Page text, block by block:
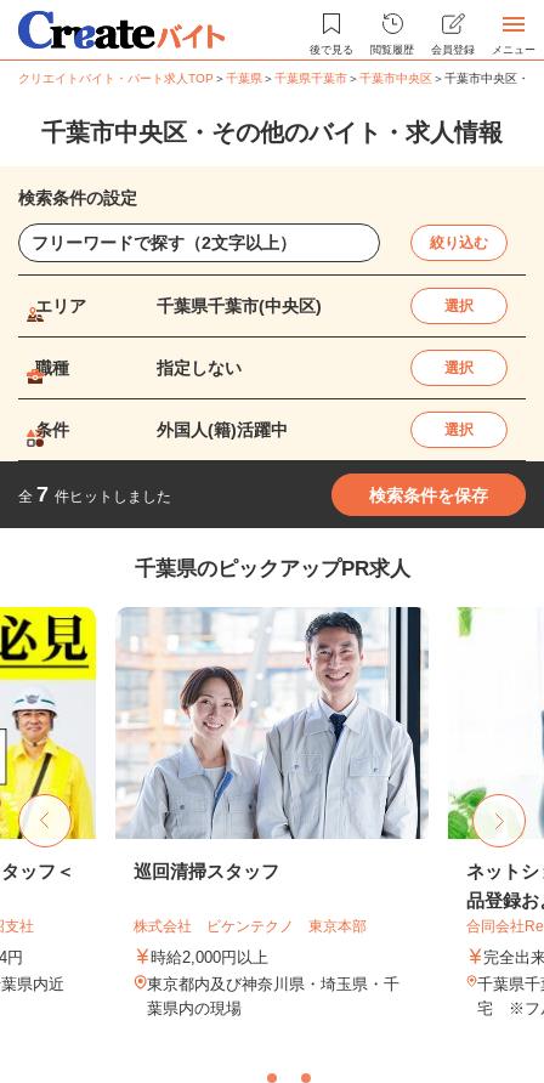
後で見る 閲覧履歴 会員登録 メニュー
クリエイトバイト・パート求人TOP ＞千葉県＞千葉県千葉市＞千葉市中央区＞千葉市中央区・
千葉市中央区・その他のバイト・求人情報
検索条件の設定
絞り込む
エリア 千葉県千葉市(中央区) 選択
職種 指定しない 選択
条件 外国人(籍)活躍中 選択
全 7 件ヒットしました 検索条件を保存
千葉県のピックアップPR求人
ッフ＜
社
円
県内近
巡回清掃スタッフ
株式会社 ビケンテクノ 東京本部
時給2,000円以上
東京都内及び神奈川県・埼玉県・千
葉県内の現場
ネットシ
品登録お
合同会社
完全出
千葉県
宅 ※フ